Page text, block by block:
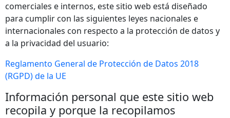
comerciales e internos, este sitio web está diseñado
para cumplir con las siguientes leyes nacionales e
internacionales con respecto a la protección de datos y
a la privacidad del usuario:
Reglamento General de Protección de Datos 2018
(RGPD) de la UE
Información personal que este sitio web
recopila y porque la recopilamos